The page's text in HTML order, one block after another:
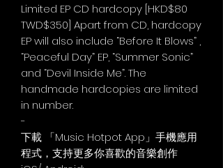
Limited EP CD hardcopy [HKD$80
TWD$350] Apart from CD, hardcopy
EP will also include “Before It Blows” ,
“Peaceful Day” EP, “Summer Sonic”
and “Devil Inside Me”. The
handmade hardcopies are limited
in number.
-
下載 「Music Hotpot App」手機應用
程式，支持更多你喜歡的音樂創作